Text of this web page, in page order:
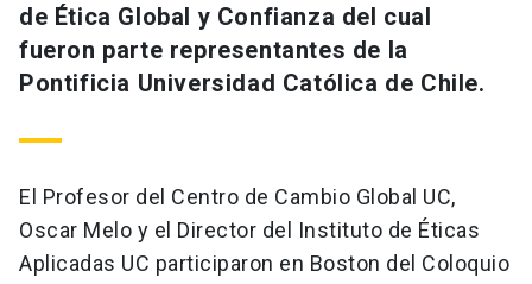
de Ética Global y Confianza del cual
fueron parte representantes de la
Pontificia Universidad Católica de Chile.
El Profesor del Centro de Cambio Global UC,
Oscar Melo y el Director del Instituto de Éticas
Aplicadas UC participaron en Boston del Coloquio